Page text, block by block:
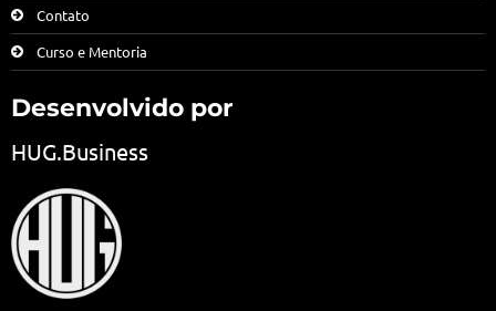
Contato
Curso e Mentoria
Desenvolvido por
HUG.Business